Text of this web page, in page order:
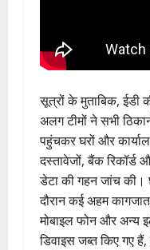
सूत्रों के मुताबिक, ईडी
अलग टीमों ने सभी
पहुंचकर घरों और
दस्तावेजों, बैंक रिकॉर्ड
डेटा की गहन जांच की।
दौरान कई अहम
मोबाइल फोन और अन्य
डिवाइस जब्त किए गए